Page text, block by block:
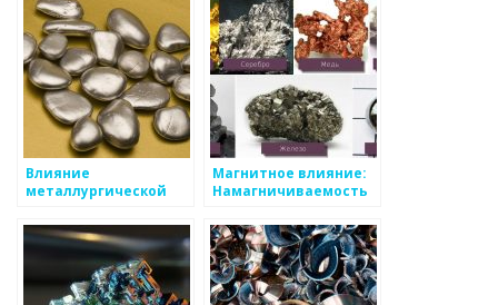
Влияние
металлургической
окружающую среду
Магнитное влияние:
Намагничиваемость